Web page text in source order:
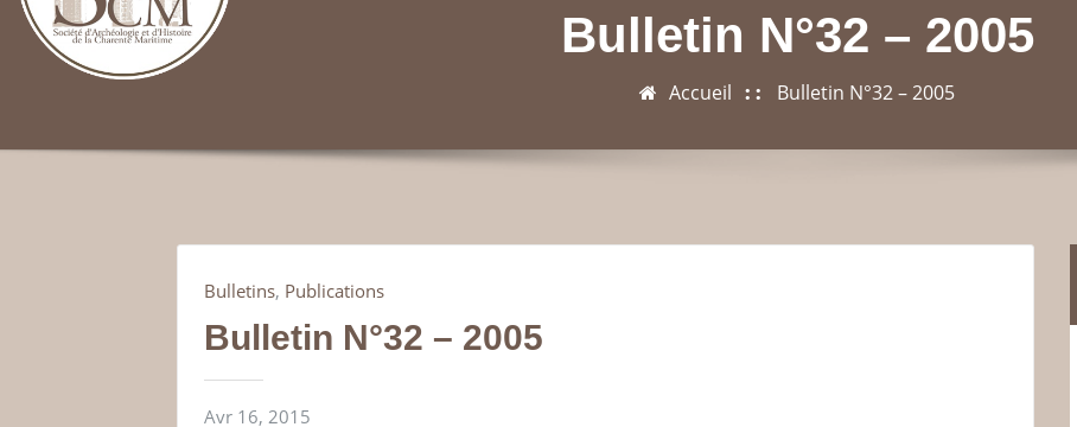
Bulletin N°32 – 2005
Accueil Bulletin N°32 – 2005
Bulletins, Publications
Bulletin N°32 – 2005
Avr 16, 2015